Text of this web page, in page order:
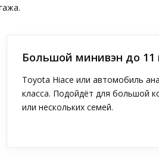
Большой минивэн до 11
Toyota Hiace или автомобиль
класса. Подойдёт для большой
или нескольких семей.